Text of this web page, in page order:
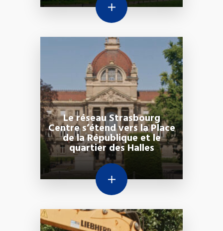
Le réseau Strasbourg
Centre s’étend vers la Place
de la République et le
quartier des Halles